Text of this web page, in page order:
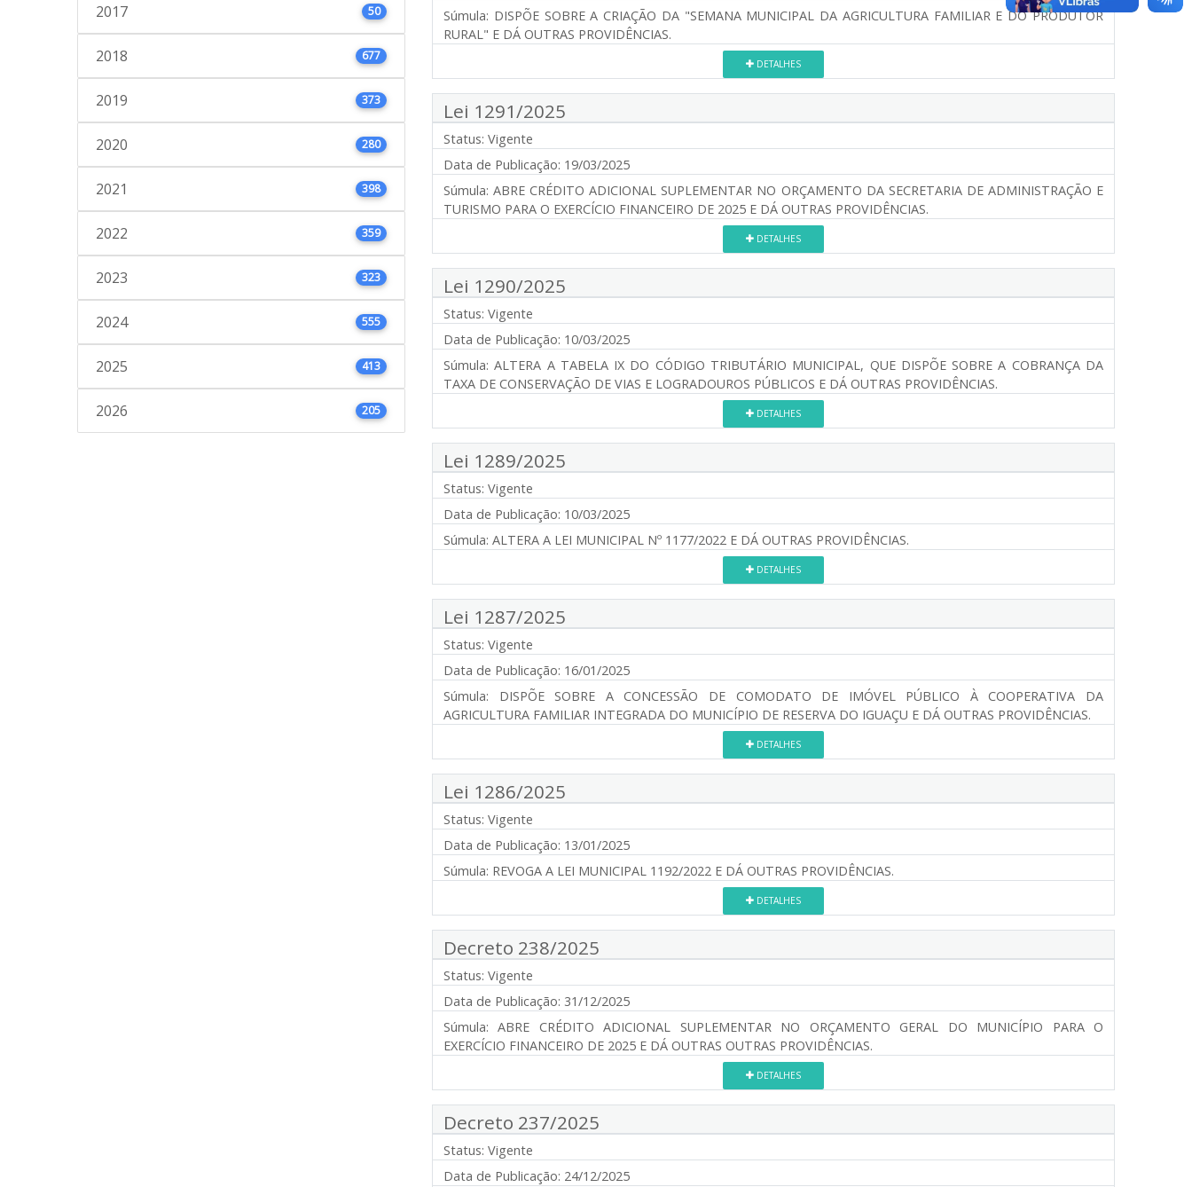
2017 50
2018 677
2019 373
2020 280
2021 398
2022 359
2023 323
2024 555
2025 413
2026 205
Súmula: DISPÕE SOBRE A CRIAÇÃO DA "SEMANA MUNICIPAL DA AGRICULTURA FAMILIAR E DO PRODUTOR
RURAL" E DÁ OUTRAS PROVIDÊNCIAS.
DETALHES
Lei 1291/2025
Status: Vigente
Data de Publicação: 19/03/2025
Súmula: ABRE CRÉDITO ADICIONAL SUPLEMENTAR NO ORÇAMENTO DA SECRETARIA DE ADMINISTRAÇÃO E
TURISMO PARA O EXERCÍCIO FINANCEIRO DE 2025 E DÁ OUTRAS PROVIDÊNCIAS.
DETALHES
Lei 1290/2025
Status: Vigente
Data de Publicação: 10/03/2025
Súmula: ALTERA A TABELA IX DO CÓDIGO TRIBUTÁRIO MUNICIPAL, QUE DISPÕE SOBRE A COBRANÇA DA
TAXA DE CONSERVAÇÃO DE VIAS E LOGRADOUROS PÚBLICOS E DÁ OUTRAS PROVIDÊNCIAS.
DETALHES
Lei 1289/2025
Status: Vigente
Data de Publicação: 10/03/2025
Súmula: ALTERA A LEI MUNICIPAL Nº 1177/2022 E DÁ OUTRAS PROVIDÊNCIAS.
DETALHES
Lei 1287/2025
Status: Vigente
Data de Publicação: 16/01/2025
Súmula: DISPÕE SOBRE A CONCESSÃO DE COMODATO DE IMÓVEL PÚBLICO À COOPERATIVA DA
AGRICULTURA FAMILIAR INTEGRADA DO MUNICÍPIO DE RESERVA DO IGUAÇU E DÁ OUTRAS PROVIDÊNCIAS.
DETALHES
Lei 1286/2025
Status: Vigente
Data de Publicação: 13/01/2025
Súmula: REVOGA A LEI MUNICIPAL 1192/2022 E DÁ OUTRAS PROVIDÊNCIAS.
DETALHES
Decreto 238/2025
Status: Vigente
Data de Publicação: 31/12/2025
Súmula: ABRE CRÉDITO ADICIONAL SUPLEMENTAR NO ORÇAMENTO GERAL DO MUNICÍPIO PARA O
EXERCÍCIO FINANCEIRO DE 2025 E DÁ OUTRAS OUTRAS PROVIDÊNCIAS.
DETALHES
Decreto 237/2025
Status: Vigente
Data de Publicação: 24/12/2025